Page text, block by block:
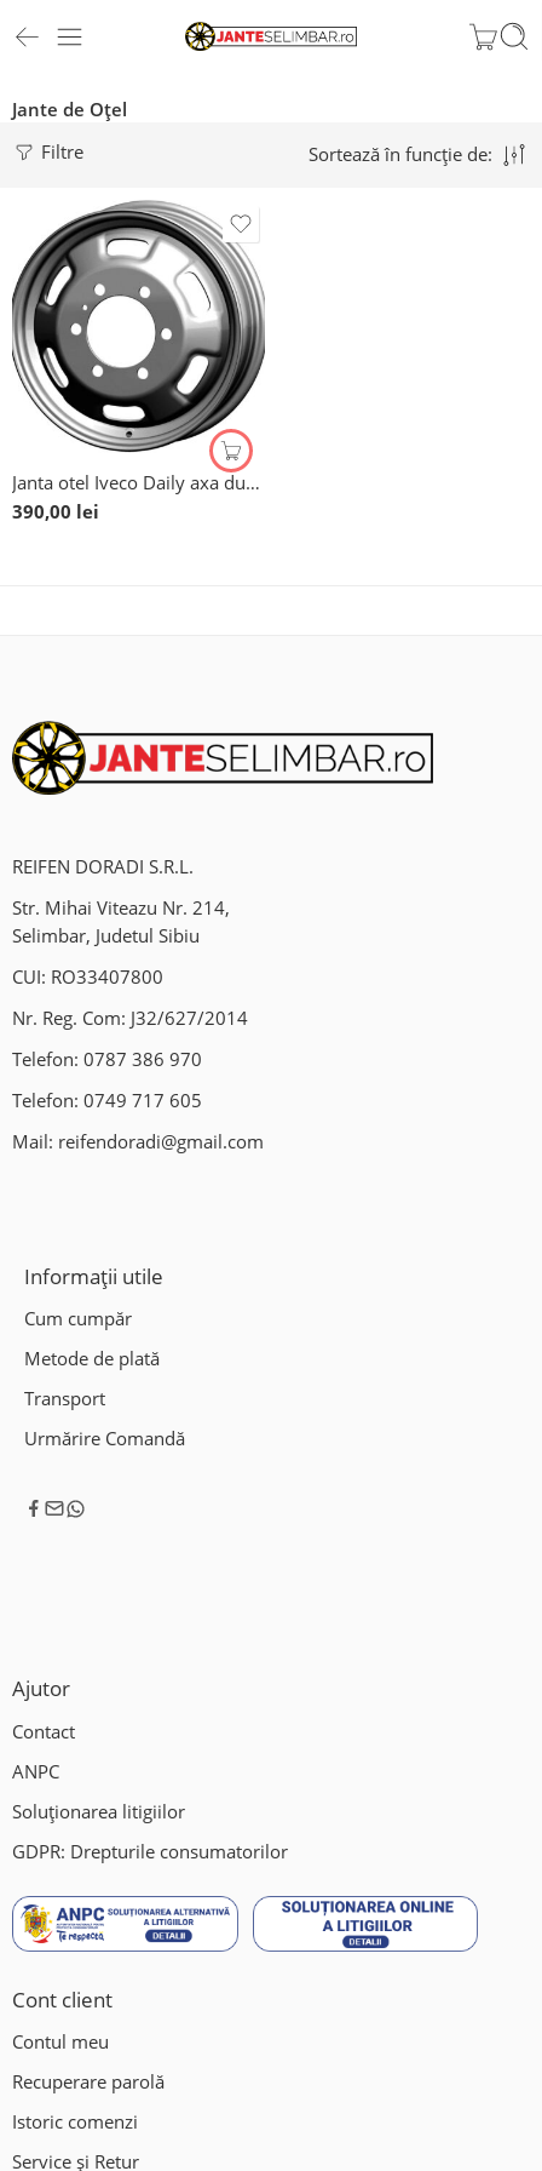
Jante de Oțel
Filtre
Sortează în funcție de:
Janta otel Iveco Daily axa dubla, 16”
390,00 lei
REIFEN DORADI S.R.L.
Str. Mihai Viteazu Nr. 214,
Selimbar, Judetul Sibiu
CUI: RO33407800
Nr. Reg. Com: J32/627/2014
Telefon: 0787 386 970
Telefon: 0749 717 605
Mail: reifendoradi@gmail.com
Informații utile
Cum cumpăr
Metode de plată
Transport
Urmărire Comandă
Ajutor
Contact
ANPC
Soluționarea litigiilor
GDPR: Drepturile consumatorilor
Cont client
Contul meu
Recuperare parolă
Istoric comenzi
Service și Retur